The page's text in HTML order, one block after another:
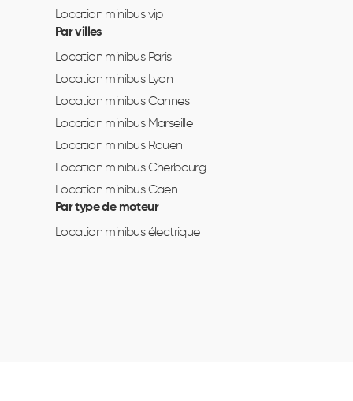
Location minibus vip
Par villes
Location minibus Paris
Location minibus Lyon
Location minibus Cannes
Location minibus Marseille
Location minibus Rouen
Location minibus Cherbourg
Location minibus Caen
Par type de moteur
Location minibus électrique